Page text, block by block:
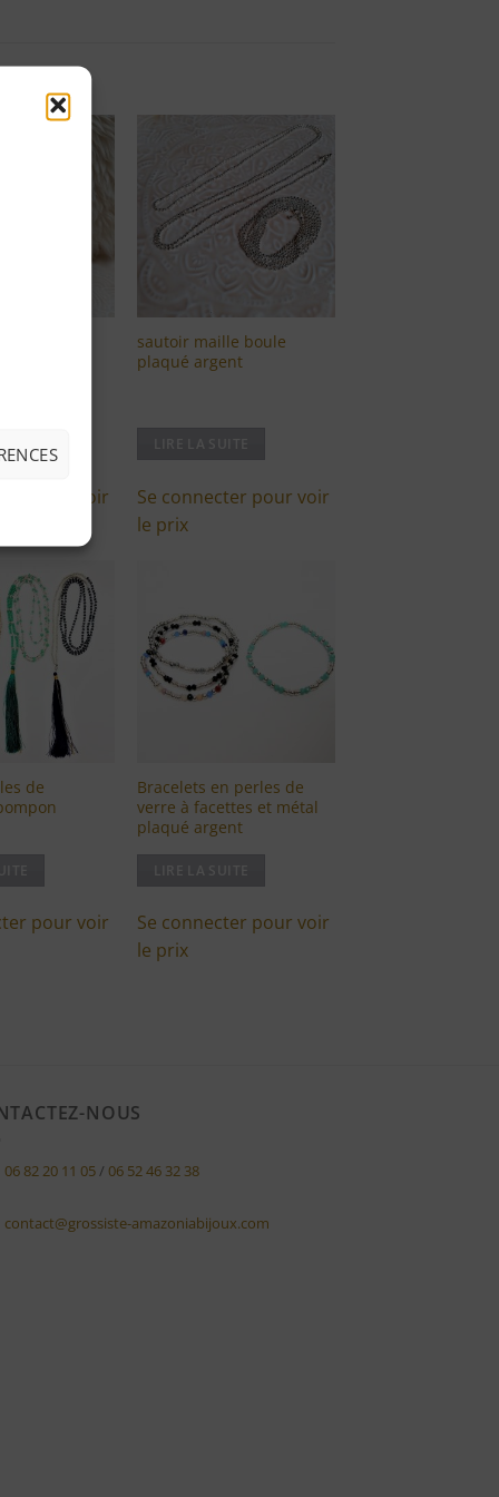
pour voir
Ajouter
à ma
liste
d'envies
sautoir maille boule
plaqué argent
Se connecter pour voir
le prix
Ajouter
à ma
liste
d'envies
de
pour voir
Ajouter
à ma
Bracelets en perles de
verre à facettes et métal
plaqué argent
Se connecter pour voir
le prix
NOUS
06 82 20 11 05/ 06 52 46 32 38
contact@grossiste-amazoniabijoux.com